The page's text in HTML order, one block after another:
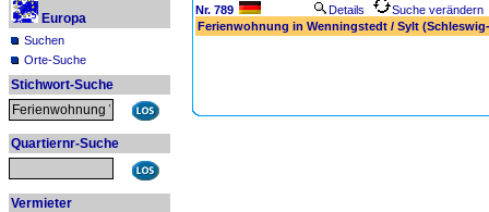
Europa
Suchen
Orte-Suche
Stichwort-Suche
Quartiernr-Suche
Vermieter
Nr. 789 Details
Suche verändern
Ferienwohnung in Wenningstedt / Sylt